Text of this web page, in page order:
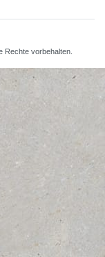
Rechte vorbehalten.